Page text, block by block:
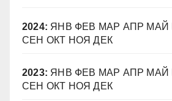
2024: ЯНВ ФЕВ МАР АПР МАЙ
СЕН ОКТ НОЯ ДЕК
2023: ЯНВ ФЕВ МАР АПР МАЙ
СЕН ОКТ НОЯ ДЕК